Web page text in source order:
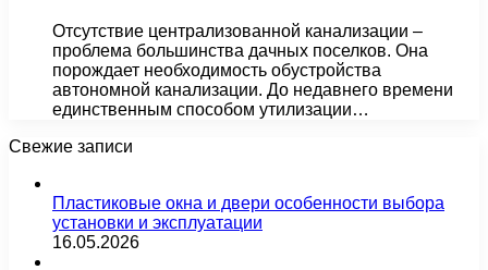
Отсутствие централизованной канализации –
проблема большинства дачных поселков. Она
порождает необходимость обустройства
автономной канализации. До недавнего времени
единственным способом утилизации…
Свежие записи
Пластиковые окна и двери особенности выбора
установки и эксплуатации
16.05.2026